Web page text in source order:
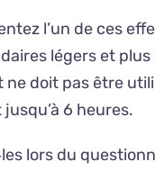
l’un de ces
légers et
ne doit pas être
jusqu’à 6 heures.
lors du